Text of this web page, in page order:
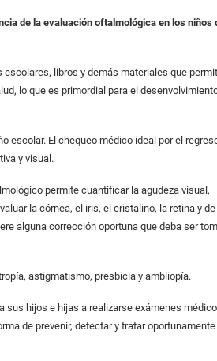
de la evaluación oftalmológica en los niños
libros y demás materiales que
lo que es primordial para el
escolar. El chequeo médico ideal por el
y visual.
permite cuantificar la agudeza visual,
la córnea, el iris, el cristalino, la retina y de
alguna corrección oportuna que deba ser
astigmatismo, presbicia y ambliopía.
sus hijos e hijas a realizarse exámenes
de prevenir, detectar y tratar oportunamente